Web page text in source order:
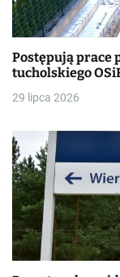
Postępują prace
tucholskiego
29 lipca 2026